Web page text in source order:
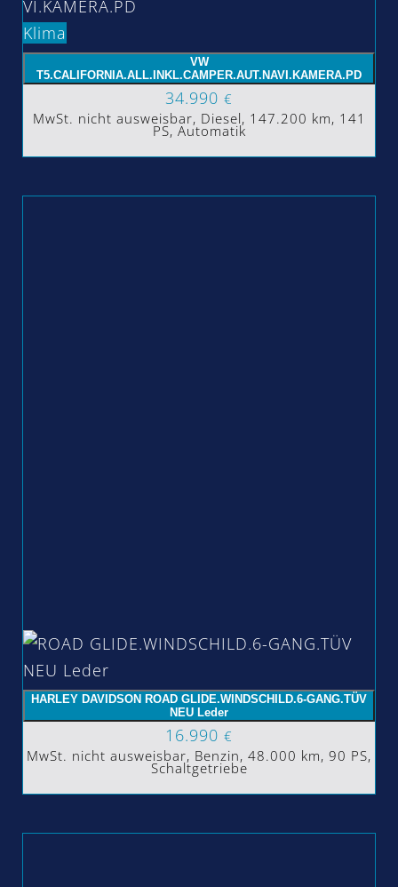
Klima
VW
T5.CALIFORNIA.ALL.INKL.CAMPER.AUT.NAVI.KAMERA.PD
34.990 €
MwSt. nicht ausweisbar, Diesel, 147.200 km, 141
PS, Automatik
HARLEY DAVIDSON ROAD GLIDE.WINDSCHILD.6-GANG.TÜV
NEU Leder
16.990 €
MwSt. nicht ausweisbar, Benzin, 48.000 km, 90 PS,
Schaltgetriebe